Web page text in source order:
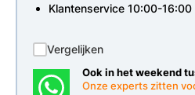
Klantenservice 10:00-16:00
Vergelijken
Ook in het weekend
Onze experts zitten